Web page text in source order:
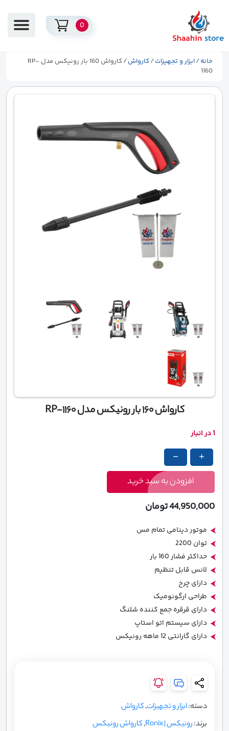
0
خانه/ابزار و تجهیزات/ کارواش
/ کارواش 160 بار رونیکس مدل RP-
1160
کارواش 160 بار رونیکس مدل RP-1160
1 در انبار
کارواش
160
مدل
1160
عدد
کارواش
160
مدل
1160
عدد
+
-
افزودن به سبد خرید
44,950,000تومان
موتور دینامی تمام مس
توان 2200
حداکثر فشار 160 بار
لانس قابل تنظیم
دارای چرخ
طراحی ارگونومیک
دارای قرقره جمع کننده شلنگ
دارای سیستم اتو استاپ
دارای گارانتی 12 ماهه رونیکس
دسته:ابزار و تجهیزات,کارواش
برند:رونیکس | Ronix ,کارواش رونیکس